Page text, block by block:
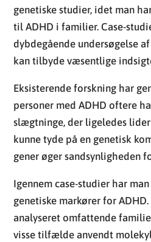
genetiske studier, idet man
til ADHD i familier. Case-
dybdegående undersøgelse
kan tilbyde væsentlige
Eksisterende forskning har
personer med ADHD oftere
slægtninge, der ligeledes
kunne tyde på en genetisk
gener øger sandsynligheden
Igennem case-studier har
genetiske markører for
analyseret omfattende
visse tilfælde anvendt